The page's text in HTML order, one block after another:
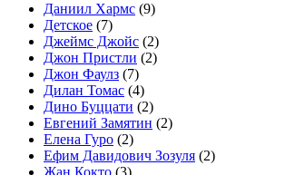
Даниил Хармс (9)
Детское (7)
Джеймс Джойс (2)
Джон Пристли (2)
Джон Фаулз (7)
Дилан Томас (4)
Дино Буццати (2)
Евгений Замятин (2)
Елена Гуро (2)
Ефим Давидович Зозуля (2)
Жан Кокто (3)